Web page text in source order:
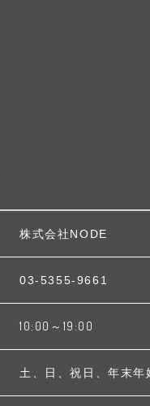
株式会社NODE
03-5355-9661
10:00～19:00
土、日、祝日、年末年